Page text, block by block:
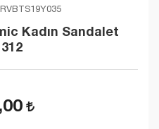
Kadın Sandalet